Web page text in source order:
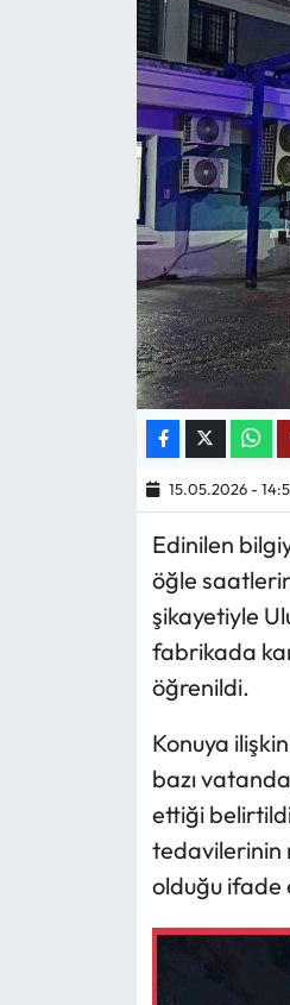
15.05.2026 -
Edinilen
öğle
şikayetiyle
fabrikada
öğrenildi.
Konuya
bazı
ettiği
tedavilerinin
olduğu ifade
Röportaj
Manşet
Köşe Yazıları
Karikatür Galeri
ASTROLOJİ
Spor Yazıları